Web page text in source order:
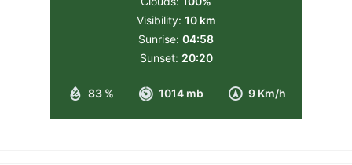
83 % 1014 mb 9 Km/h
Visibility: 10 km
Sunrise: 04:58
Sunset: 20:20